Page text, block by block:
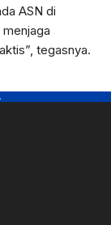
ASN di
tegasnya.